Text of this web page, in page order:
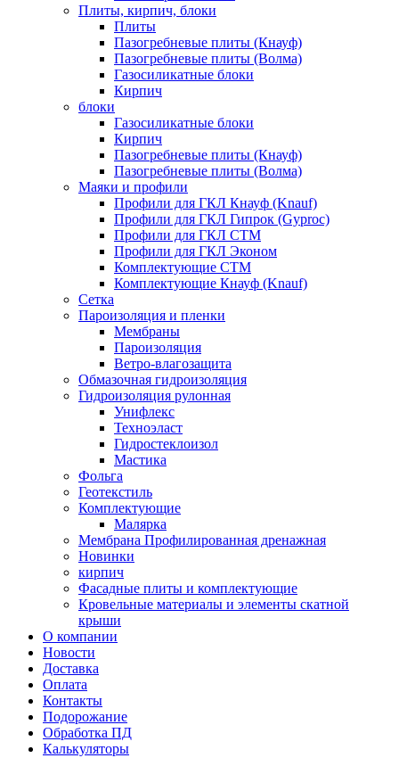
Плиты, кирпич, блоки
Плиты
Пазогребневые плиты (Кнауф)
Пазогребневые плиты (Волма)
Газосиликатные блоки
Кирпич
блоки
Газосиликатные блоки
Кирпич
Пазогребневые плиты (Кнауф)
Пазогребневые плиты (Волма)
Маяки и профили
Профили для ГКЛ Кнауф (Knauf)
Профили для ГКЛ Гипрок (Gyproc)
Профили для ГКЛ СТМ
Профили для ГКЛ Эконом
Комплектующие СТМ
Комплектующие Кнауф (Knauf)
Сетка
Пароизоляция и пленки
Мембраны
Пароизоляция
Ветро-влагозащита
Обмазочная гидроизоляция
Гидроизоляция рулонная
Унифлекс
Техноэласт
Гидростеклоизол
Мастика
Фольга
Геотекстиль
Комплектующие
Малярка
Мембрана Профилированная дренажная
Новинки
кирпич
Фасадные плиты и комплектующие
Кровельные материалы и элементы скатной
крыши
О компании
Новости
Доставка
Оплата
Контакты
Подорожание
Обработка ПД
Калькуляторы